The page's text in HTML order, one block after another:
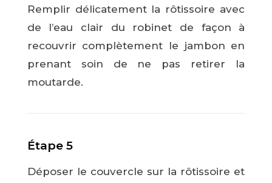
Remplir délicatement la rôtissoire avec
de l’eau clair du robinet de façon à
recouvrir complètement le jambon en
prenant soin de ne pas retirer la
moutarde.
Étape 5
Déposer le couvercle sur la rôtissoire et